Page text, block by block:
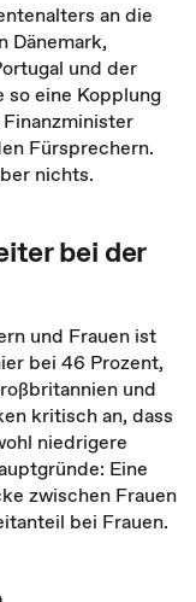
an die
Dänemark,
und der
so eine Kopplung
Fürsprechern.
nichts.
bei der
und Frauen ist
bei 46 Prozent,
und
kritisch an, dass
niedrigere
Eine
zwischen Frauen
bei Frauen.